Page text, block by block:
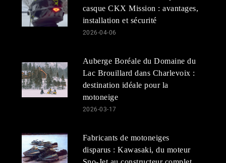
casque CKX Mission : avantages,
installation et sécurité
2026-04-06
Auberge Boréale du Domaine du
Lac Brouillard dans Charlevoix :
destination idéale pour la
motoneige
2026-03-17
Fabricants de motoneiges
disparus : Kawasaki, du moteur